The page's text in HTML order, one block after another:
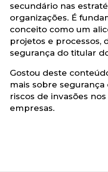
secundário nas
organizações. É
conceito como um
projetos e processos,
segurança do titular
Gostou deste
mais sobre
riscos de invasões
empresas.